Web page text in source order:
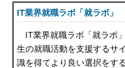
IT業界就職ラボ「就ラボ」
IT業界就職ラボ「就ラボ
生の就職活動を支援するサ
識を得てより良い選択をす